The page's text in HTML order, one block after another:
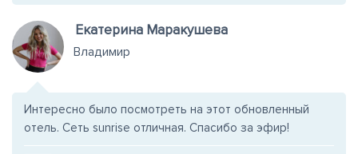
Екатерина Маракушева
Владимир
Интересно было посмотреть на этот обновленный
отель. Сеть sunrise отличная. Спасибо за эфир!